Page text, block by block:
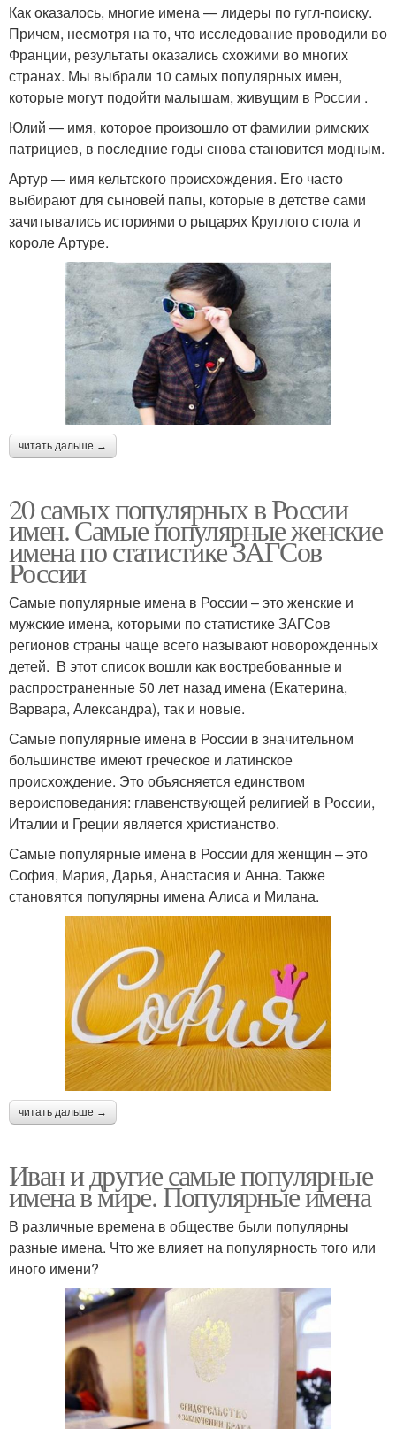
Как оказалось, многие имена — лидеры по гугл-поиску.
Причем, несмотря на то, что исследование проводили во
Франции, результаты оказались схожими во многих
странах. Мы выбрали 10 самых популярных имен,
которые могут подойти малышам, живущим в России .
Юлий — имя, которое произошло от фамилии римских
патрициев, в последние годы снова становится модным.
Артур — имя кельтского происхождения. Его часто
выбирают для сыновей папы, которые в детстве сами
зачитывались историями о рыцарях Круглого стола и
короле Артуре.
читать дальше →
20 самых популярных в России
имен. Самые популярные женские
имена по статистике ЗАГСов
России
Самые популярные имена в России – это женские и
мужские имена, которыми по статистике ЗАГСов
регионов страны чаще всего называют новорожденных
детей. В этот список вошли как востребованные и
распространенные 50 лет назад имена (Екатерина,
Варвара, Александра), так и новые.
Самые популярные имена в России в значительном
большинстве имеют греческое и латинское
происхождение. Это объясняется единством
вероисповедания: главенствующей религией в России,
Италии и Греции является христианство.
Самые популярные имена в России для женщин – это
София, Мария, Дарья, Анастасия и Анна. Также
становятся популярны имена Алиса и Милана.
читать дальше →
Иван и другие самые популярные
имена в мире. Популярные имена
В различные времена в обществе были популярны
разные имена. Что же влияет на популярность того или
иного имени?